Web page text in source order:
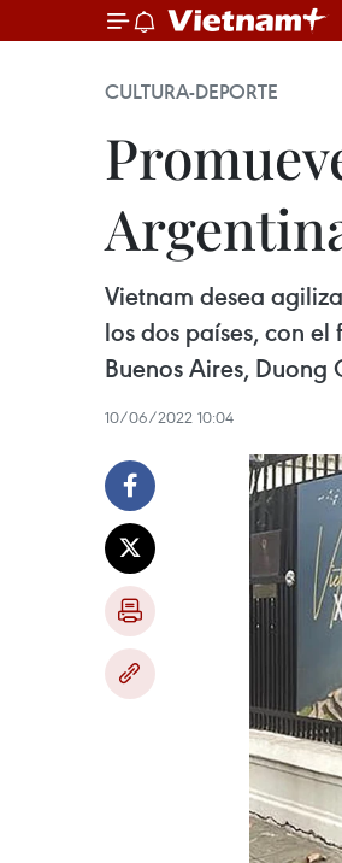
CULTURA-DEPORTE
Vietnam desea
los dos países, con
Buenos Aires, Duong
10/06/2022 10:04